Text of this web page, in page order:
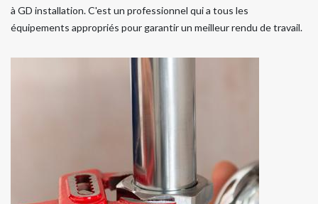
à GD installation. C'est un professionnel qui a tous les
équipements appropriés pour garantir un meilleur rendu de travail.